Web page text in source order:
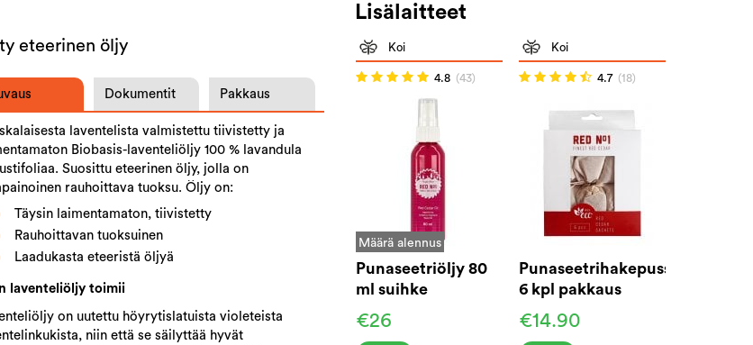
eteerinen öljy
Dokumentit Pakkaus
laventelista valmistettu tiivistetty ja
Biobasis-laventeliöljy 100 % lavandula
Suosittu eteerinen öljy, jolla on
rauhoittava tuoksu. Öljy on:
Täysin laimentamaton, tiivistetty
Rauhoittavan tuoksuinen
Laadukasta eteeristä öljyä
laventeliöljy toimii
on uutettu höyrytislatuista violeteista
niin että se säilyttää hyvät
Lisälaitteet
Koi
4.8 (43)
Määrä alennus
Punaseetriöljy 80
ml suihke
€26
Koi
4.7 (18)
Punaseetrihakepussit,
6 kpl pakkaus
€14.90